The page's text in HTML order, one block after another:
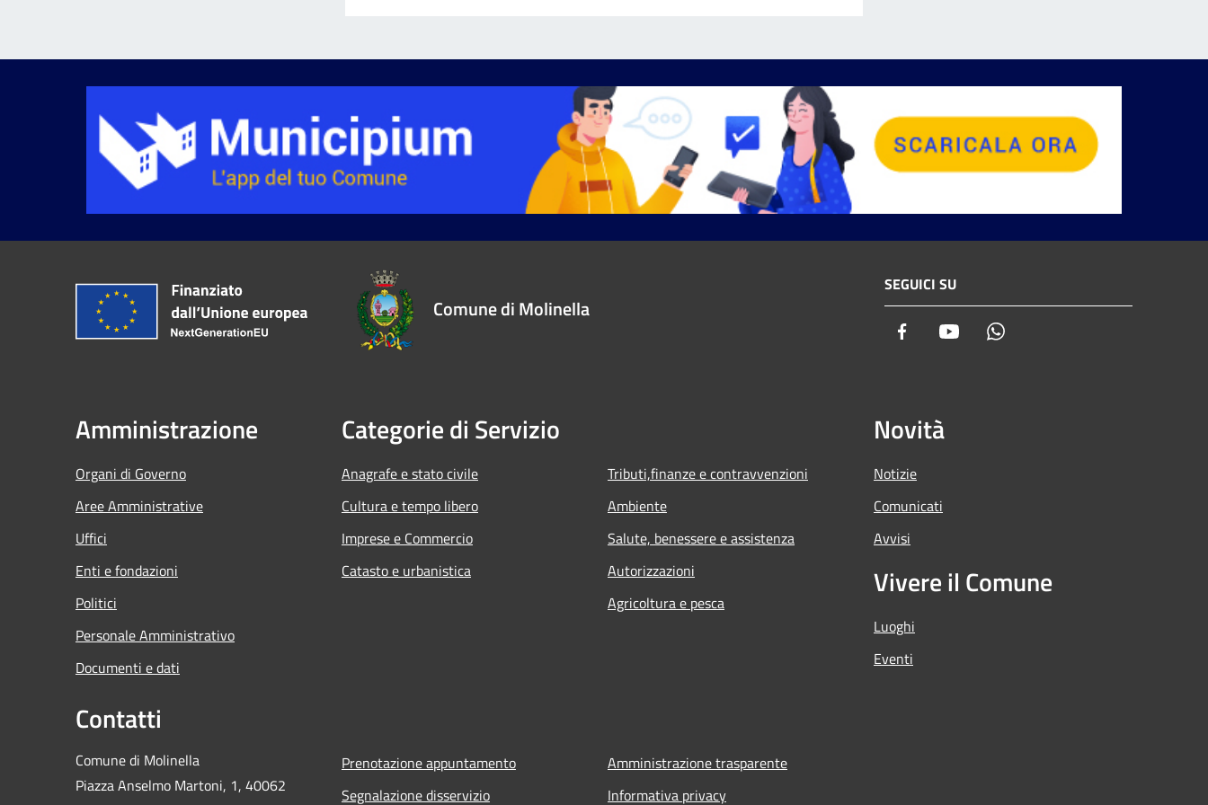
Comune di Molinella
SEGUICI SU
Facebook Youtube
Amministrazione
Organi di Governo
Aree Amministrative
Uffici
Enti e fondazioni
Politici
Personale Amministrativo
Documenti e dati
Categorie di Servizio
Anagrafe e stato civile
Cultura e tempo libero
Imprese e Commercio
Catasto e urbanistica
Tributi,finanze e contravvenzioni
Ambiente
Salute, benessere e assistenza
Autorizzazioni
Agricoltura e pesca
Novità
Notizie
Comunicati
Avvisi
Vivere il Comune
Luoghi
Eventi
Contatti
Comune di Molinella
Piazza Anselmo Martoni, 1, 40062
Prenotazione appuntamento
Segnalazione disservizio
Amministrazione trasparente
Informativa privacy